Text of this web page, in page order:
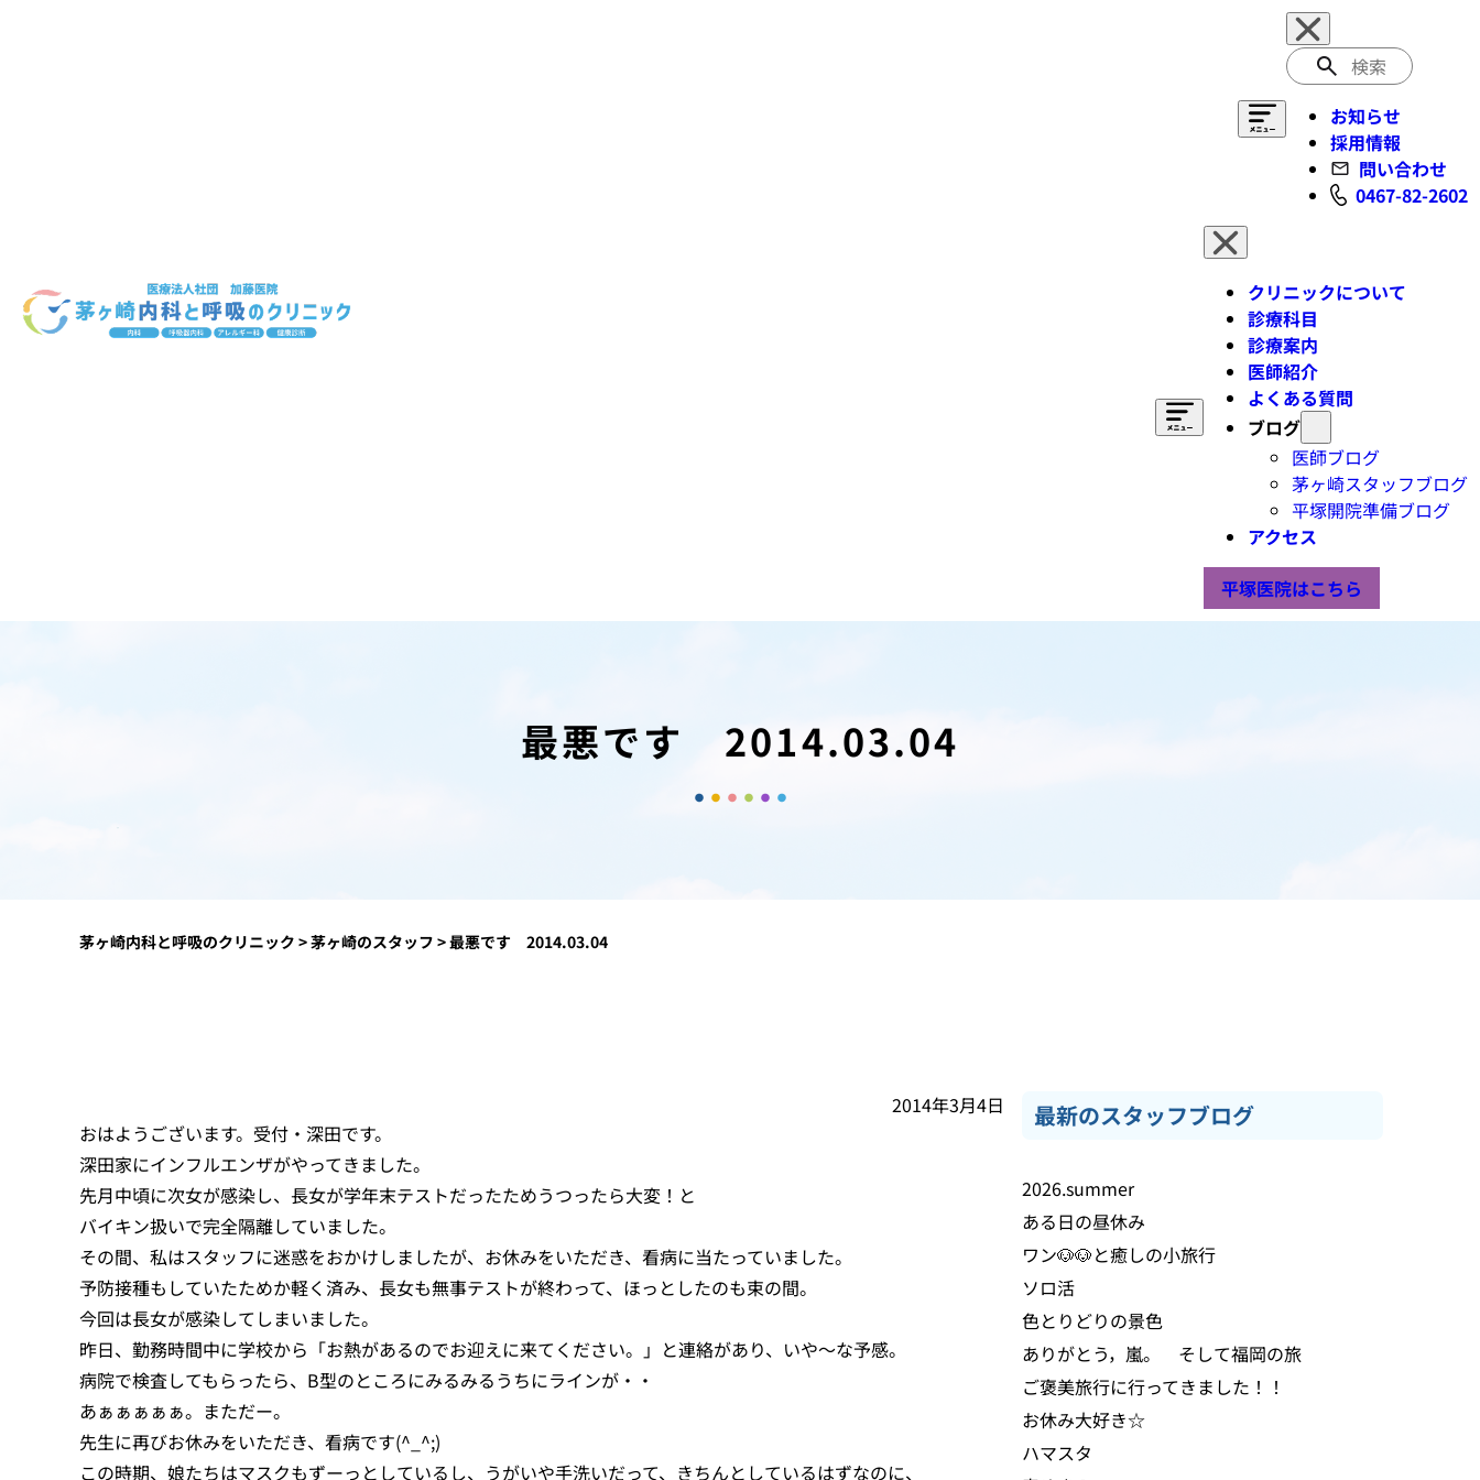
検
索
お知らせ
採用情報
問い合わせ
0467-82-2602
クリニックについて
診療科目
診療案内
医師紹介
よくある質問
ブログ
医師ブログ
茅ヶ崎スタッフブログ
平塚開院準備ブログ
アクセス
平塚医院はこちら
最悪です 2014.03.04
茅ヶ崎内科と呼吸のクリニック >茅ヶ崎のスタッフ >最悪です 2014.03.04
2014年3月4日
おはようございます。受付・深田です。
深田家にインフルエンザがやってきました。
先月中頃に次女が感染し、長女が学年末テストだったためうつったら大変！と
バイキン扱いで完全隔離していました。
その間、私はスタッフに迷惑をおかけしましたが、お休みをいただき、看病に当たっていました。
予防接種もしていたためか軽く済み、長女も無事テストが終わって、ほっとしたのも束の間。
今回は長女が感染してしまいました。
昨日、勤務時間中に学校から「お熱があるのでお迎えに来てください。」と連絡があり、いや～な予感。
病院で検査してもらったら、B型のところにみるみるうちにラインが・・
あぁぁぁぁぁ。まただー。
先生に再びお休みをいただき、看病です(^_^;)
この時期、娘たちはマスクもずーっとしているし、うがいや手洗いだって、きちんとしているはずなのに、
最新のスタッフブログ
2026.summer
ある日の昼休み
ワン🐶🐶と癒しの小旅行
ソロ活
色とりどりの景色
ありがとう，嵐。 そして福岡の旅
ご褒美旅行に行ってきました！！
お休み大好き☆
ハマスタ